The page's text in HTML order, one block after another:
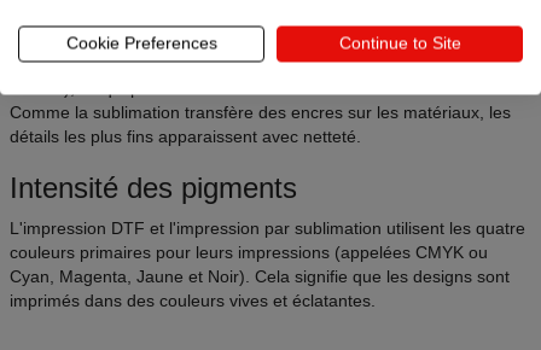
L'impression par sublimation fonctionne de manière à ce que
l'image imprimée fusionne avec le tissu (au lieu d'être posée
Comme la sublimation transfère des encres sur les matériaux, les
détails les plus fins apparaissent avec netteté.
Intensité des pigments
L'impression DTF et l'impression par sublimation utilisent les quatre
couleurs primaires pour leurs impressions (appelées CMYK ou
Cyan, Magenta, Jaune et Noir). Cela signifie que les designs sont
imprimés dans des couleurs vives et éclatantes.
Cookie Preferences Continue to Site